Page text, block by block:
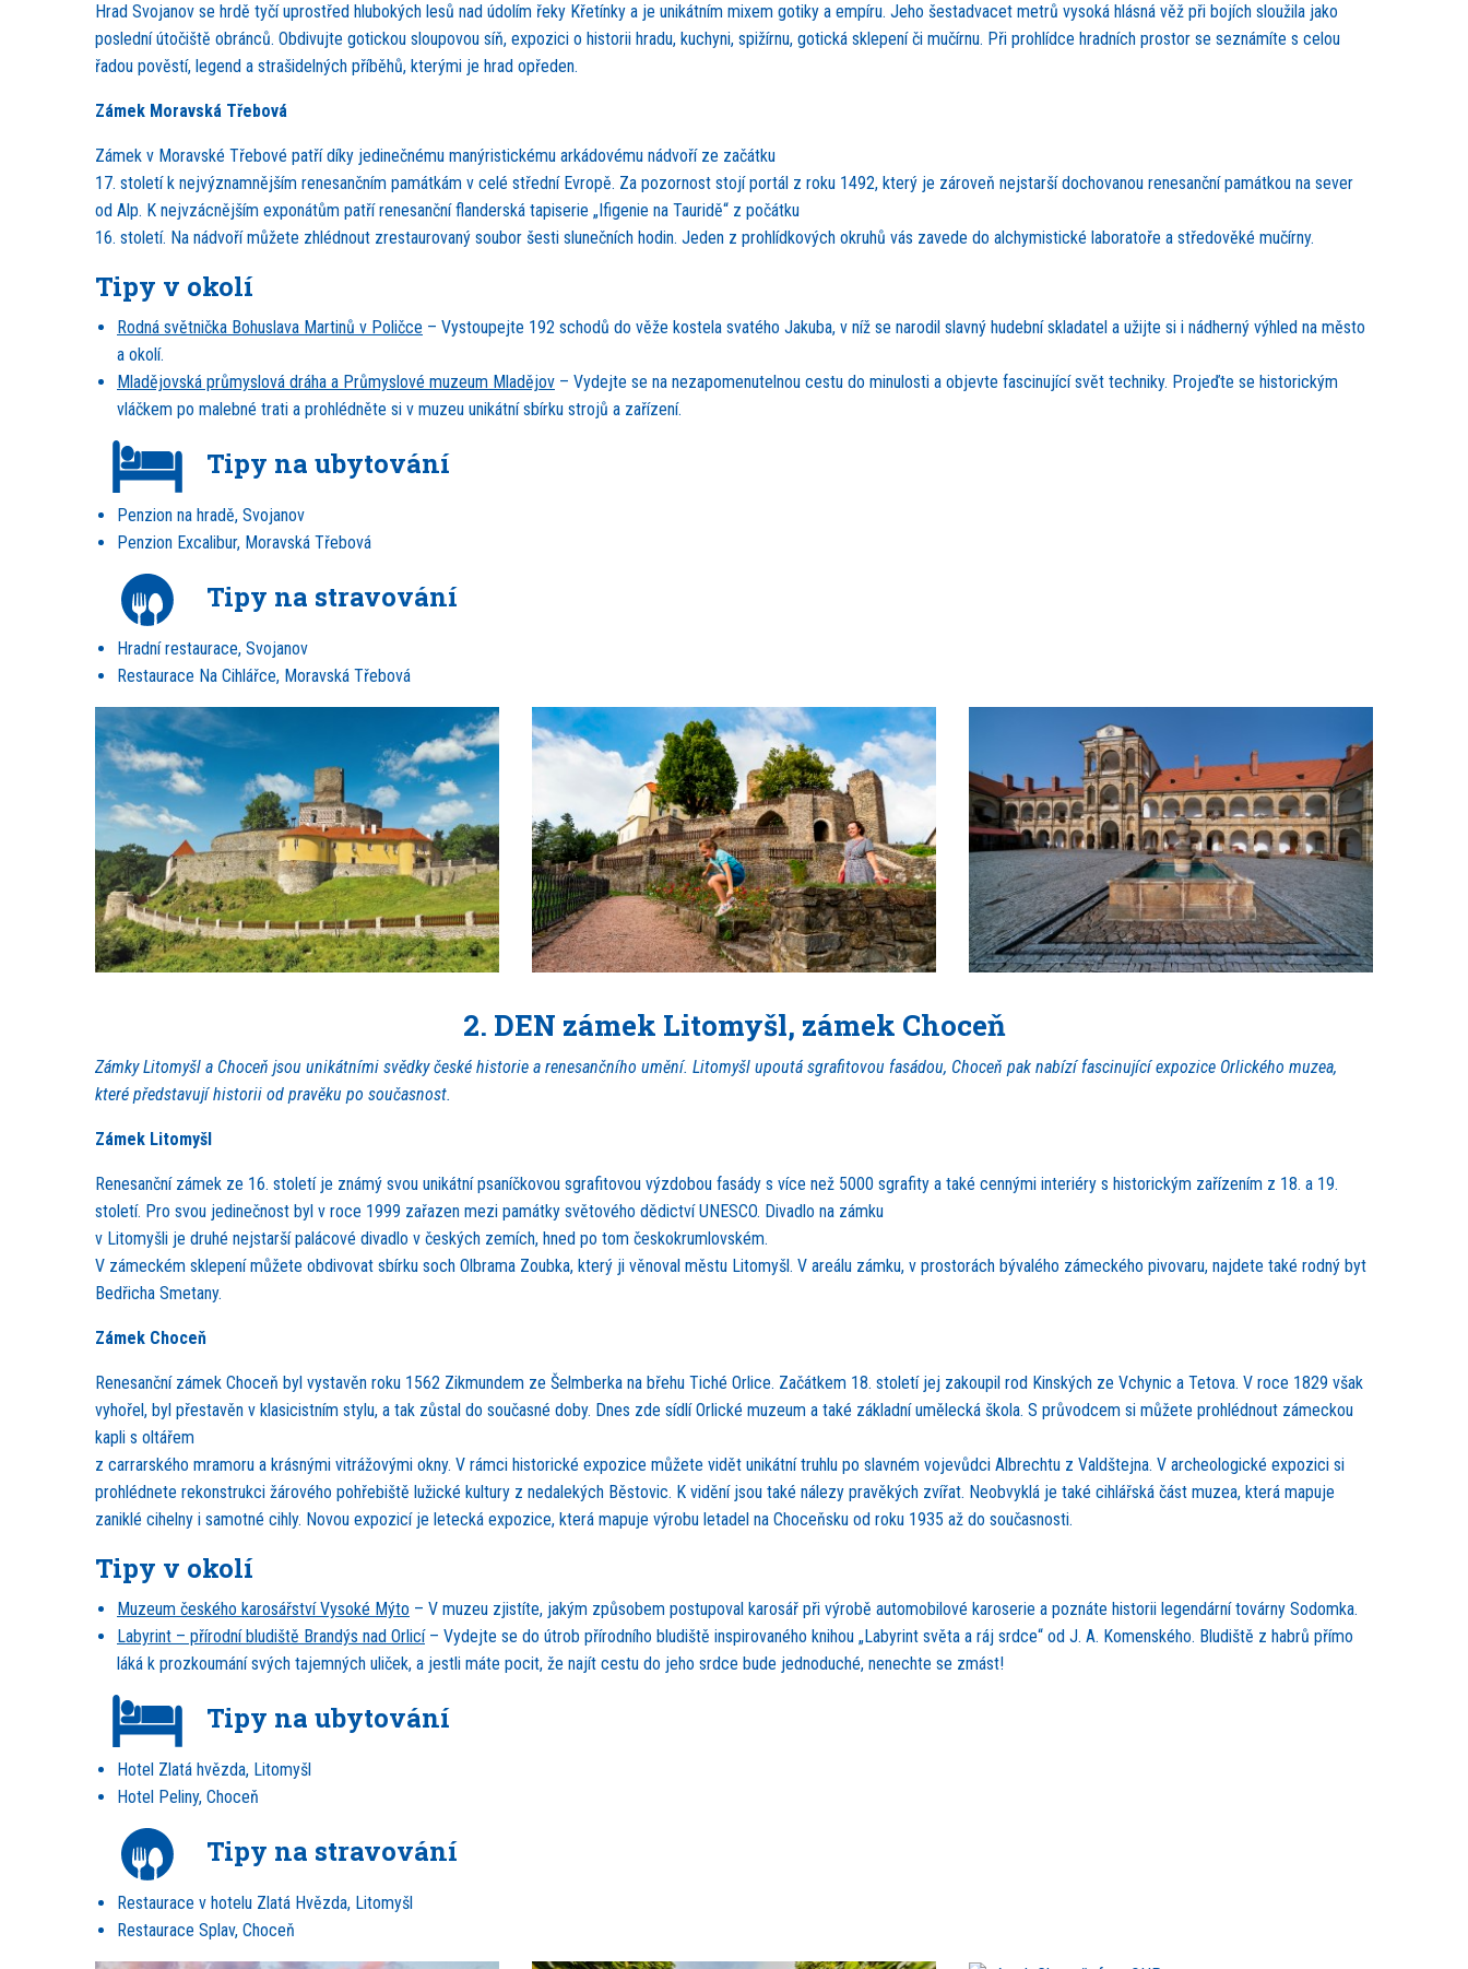
Hrad Svojanov se hrdě tyčí uprostřed hlubokých lesů nad údolím řeky Křetínky a je unikátním mixem gotiky a empíru. Jeho šestadvacet metrů vysoká hlásná věž při bojích sloužila jako
poslední útočiště obránců. Obdivujte gotickou sloupovou síň, expozici o historii hradu, kuchyni, spižírnu, gotická sklepení či mučírnu. Při prohlídce hradních prostor se seznámíte s celou
řadou pověstí, legend a strašidelných příběhů, kterými je hrad opředen.
Zámek Moravská Třebová
Zámek v Moravské Třebové patří díky jedinečnému manýristickému arkádovému nádvoří ze začátku
17. století k nejvýznamnějším renesančním památkám v celé střední Evropě. Za pozornost stojí portál z roku 1492, který je zároveň nejstarší dochovanou renesanční památkou na sever
od Alp. K nejvzácnějším exponátům patří renesanční flanderská tapiserie „Ifigenie na Tauridě“ z počátku
16. století. Na nádvoří můžete zhlédnout zrestaurovaný soubor šesti slunečních hodin. Jeden z prohlídkových okruhů vás zavede do alchymistické laboratoře a středověké mučírny.
Tipy v okolí
Rodná světnička Bohuslava Martinů v Poličce – Vystoupejte 192 schodů do věže kostela svatého Jakuba, v níž se narodil slavný hudební skladatel a užijte si i nádherný výhled na město
a okolí.
Mladějovská průmyslová dráha a Průmyslové muzeum Mladějov – Vydejte se na nezapomenutelnou cestu do minulosti a objevte fascinující svět techniky. Projeďte se historickým
vláčkem po malebné trati a prohlédněte si v muzeu unikátní sbírku strojů a zařízení.
Tipy na ubytování
Penzion na hradě, Svojanov
Penzion Excalibur, Moravská Třebová
Tipy na stravování
Hradní restaurace, Svojanov
Restaurace Na Cihlářce, Moravská Třebová
2. DEN zámek Litomyšl, zámek Choceň
Zámky Litomyšl a Choceň jsou unikátními svědky české historie a renesančního umění. Litomyšl upoutá sgrafitovou fasádou, Choceň pak nabízí fascinující expozice Orlického muzea,
které představují historii od pravěku po současnost.
Zámek Litomyšl
Renesanční zámek ze 16. století je známý svou unikátní psaníčkovou sgrafitovou výzdobou fasády s více než 5000 sgrafity a také cennými interiéry s historickým zařízením z 18. a 19.
století. Pro svou jedinečnost byl v roce 1999 zařazen mezi památky světového dědictví UNESCO. Divadlo na zámku
v Litomyšli je druhé nejstarší palácové divadlo v českých zemích, hned po tom českokrumlovském.
V zámeckém sklepení můžete obdivovat sbírku soch Olbrama Zoubka, který ji věnoval městu Litomyšl. V areálu zámku, v prostorách bývalého zámeckého pivovaru, najdete také rodný byt
Bedřicha Smetany.
Zámek Choceň
Renesanční zámek Choceň byl vystavěn roku 1562 Zikmundem ze Šelmberka na břehu Tiché Orlice. Začátkem 18. století jej zakoupil rod Kinských ze Vchynic a Tetova. V roce 1829 však
vyhořel, byl přestavěn v klasicistním stylu, a tak zůstal do současné doby. Dnes zde sídlí Orlické muzeum a také základní umělecká škola. S průvodcem si můžete prohlédnout zámeckou
kapli s oltářem
z carrarského mramoru a krásnými vitrážovými okny. V rámci historické expozice můžete vidět unikátní truhlu po slavném vojevůdci Albrechtu z Valdštejna. V archeologické expozici si
prohlédnete rekonstrukci žárového pohřebiště lužické kultury z nedalekých Běstovic. K vidění jsou také nálezy pravěkých zvířat. Neobvyklá je také cihlářská část muzea, která mapuje
zaniklé cihelny i samotné cihly. Novou expozicí je letecká expozice, která mapuje výrobu letadel na Choceňsku od roku 1935 až do současnosti.
Tipy v okolí
Muzeum českého karosářství Vysoké Mýto – V muzeu zjistíte, jakým způsobem postupoval karosář při výrobě automobilové karoserie a poznáte historii legendární továrny Sodomka.
Labyrint – přírodní bludiště Brandýs nad Orlicí– Vydejte se do útrob přírodního bludiště inspirovaného knihou „Labyrint světa a ráj srdce“ od J. A. Komenského. Bludiště z habrů přímo
láká k prozkoumání svých tajemných uliček, a jestli máte pocit, že najít cestu do jeho srdce bude jednoduché, nenechte se zmást!
Tipy na ubytování
Hotel Zlatá hvězda, Litomyšl
Hotel Peliny, Choceň
Tipy na stravování
Restaurace v hotelu Zlatá Hvězda, Litomyšl
Restaurace Splav, Choceň